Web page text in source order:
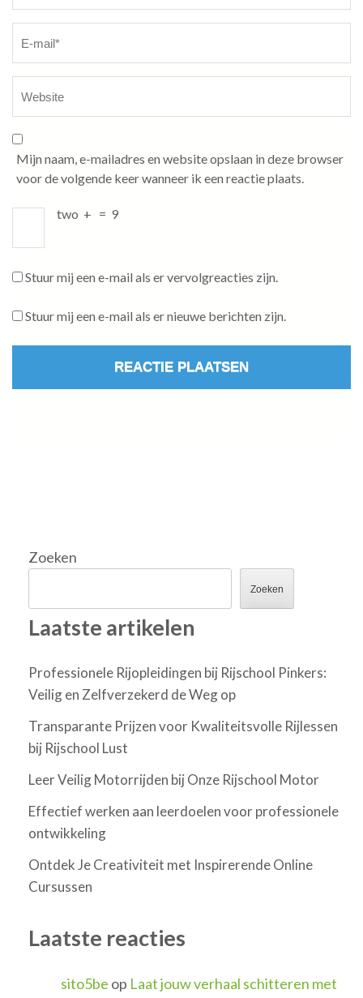
Mijn naam, e-mailadres en website opslaan in deze browser
voor de volgende keer wanneer ik een reactie plaats.
two + = 9
Stuur mij een e-mail als er vervolgreacties zijn.
Stuur mij een e-mail als er nieuwe berichten zijn.
Zoeken
Zoeken
Laatste artikelen
Professionele Rijopleidingen bij Rijschool Pinkers:
Veilig en Zelfverzekerd de Weg op
Transparante Prijzen voor Kwaliteitsvolle Rijlessen
bij Rijschool Lust
Leer Veilig Motorrijden bij Onze Rijschool Motor
Effectief werken aan leerdoelen voor professionele
ontwikkeling
Ontdek Je Creativiteit met Inspirerende Online
Cursussen
Laatste reacties
sito5be op Laat jouw verhaal schitteren met